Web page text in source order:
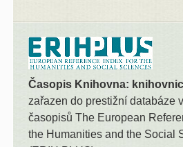
Časopis Knihovna:
zařazen do prestižní databáze
časopisů The European
the Humanities and the Social